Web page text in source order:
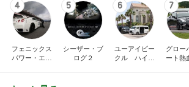
4
フェニックス
パワー・エチ
5
シーザー・ブ
ログ２
6
ユーアイビー
クル ハイエ
7
グロー
ート熱